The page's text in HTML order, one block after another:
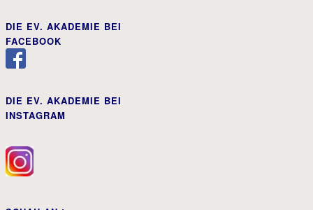
DIE EV. AKADEMIE BEI
FACEBOOK
DIE EV. AKADEMIE BEI
INSTAGRAM